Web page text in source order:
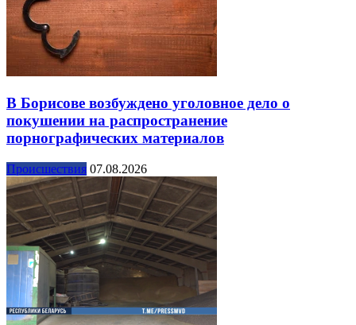
В Борисове возбуждено уголовное дело о
покушении на распространение
порнографических материалов
Происшествия 07.08.2026